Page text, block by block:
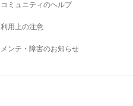
コミュニティのヘルプ
利用上の注意
メンテ・障害のお知らせ